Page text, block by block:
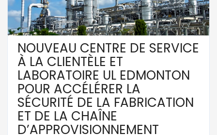
NOUVEAU CENTRE DE SERVICE
À LA CLIENTÈLE ET
LABORATOIRE UL EDMONTON
POUR ACCÉLÉRER LA
SÉCURITÉ DE LA FABRICATION
ET DE LA CHAÎNE
D’APPROVISIONNEMENT